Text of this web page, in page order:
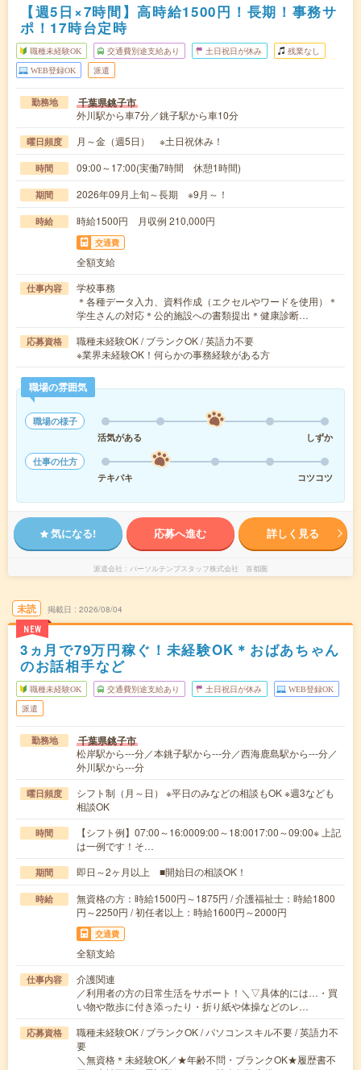
【週5日×7時間】高時給1500円！長期！事務サ
ポ！17時台定時
職種未経験OK 交通費別途支給あり 土日祝日が休み 残業なし
WEB登録OK 派遣
勤務地 千葉県銚子市
外川駅から車7分／銚子駅から車10分
曜日頻度 月～金（週5日） ※土日祝休み！
時間 09:00～17:00(実働7時間 休憩1時間)
期間 2026年09月上旬～長期 ※9月～！
時給 時給1500円 月収例 210,000円
交通費
全額支給
仕事内容
学校事務
＊各種データ入力、資料作成（エクセルやワードを使用）＊
学生さんの対応＊公的施設への書類提出＊健康診断…
応募資格
職種未経験OK / ブランクOK / 英語力不要
※業界未経験OK！何らかの事務経験がある方
職場の雰囲気
職場の様子
活気がある
しずか
仕事の仕方
テキパキ
コツコツ
気になる! 応募へ進む 詳しく見る
派遣会社 パーソルテンプスタッフ株式会社 首都圏
未読
NEW
掲載日 2026/08/04
3ヵ月で79万円稼ぐ！未経験OK＊おばあちゃん
のお話相手など
職種未経験OK 交通費別途支給あり 土日祝日が休み WEB登録OK
派遣
勤務地 千葉県銚子市
松岸駅から---分／本銚子駅から---分／西海鹿島駅から---分／
外川駅から---分
曜日頻度
シフト制（月～日） ※平日のみなどの相談もOK ※週3なども
相談OK
時間
【シフト例】07:00～16:0009:00～18:0017:00～09:00※ 上記
は一例です！そ…
期間 即日～2ヶ月以上 ■開始日の相談OK！
時給
無資格の方：時給1500円～1875円 / 介護福祉士：時給1800
円～2250円 / 初任者以上：時給1600円～2000円
交通費
全額支給
仕事内容
介護関連
／利用者の方の日常生活をサポート！＼▽具体的には…・買
い物や散歩に付き添ったり・折り紙や体操などのレ…
応募資格
職種未経験OK / ブランクOK / パソコンスキル不要 / 英語力不
要
＼無資格＊未経験OK／★年齢不問・ブランクOK★履歴書不